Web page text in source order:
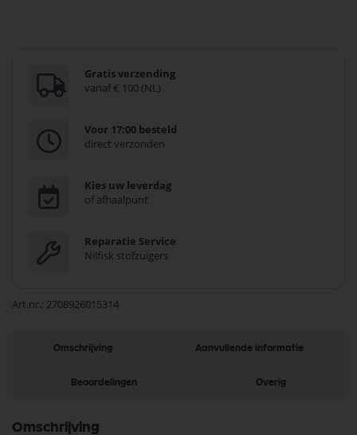
Gratis verzending
vanaf € 100 (NL)
Voor 17:00 besteld
direct verzonden
Kies uw leverdag
of afhaalpunt
Reparatie Service
Nilfisk stofzuigers
Art.nr. 2708926015314
Omschrijving Aanvullende informatie
Beoordelingen Overig
Omschrijving